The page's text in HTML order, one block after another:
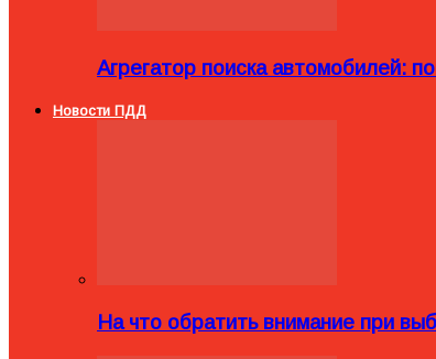
Агрегатор поиска автомобилей:
Новости ПДД
На что обратить внимание при